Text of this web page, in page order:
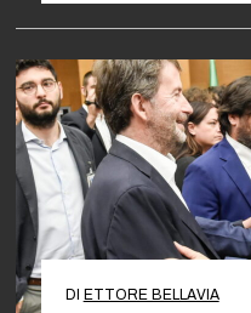
DI ETTORE BELLAVIA